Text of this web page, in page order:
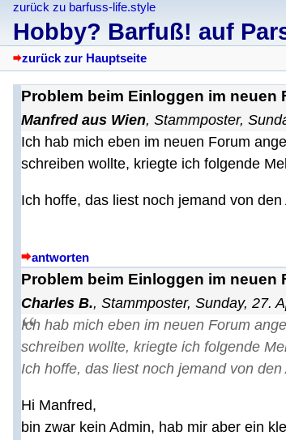
zurück zu barfuss-life.style
Hobby? Barfuß! auf
zurück zur Hauptseite
Problem beim Einloggen im neuen
Manfred aus Wien, Stammposter,
Ich hab mich eben im neuen Forum
schreiben wollte, kriegte ich folgende
Ich hoffe, das liest noch jemand von
antworten
Problem beim Einloggen im neuen
Charles B., Stammposter, Sunday, 27.
Ich hab mich eben im neuen Forum
schreiben wollte, kriegte ich folgende
Ich hoffe, das liest noch jemand von
Hi Manfred,
bin zwar kein Admin, hab mir aber ein